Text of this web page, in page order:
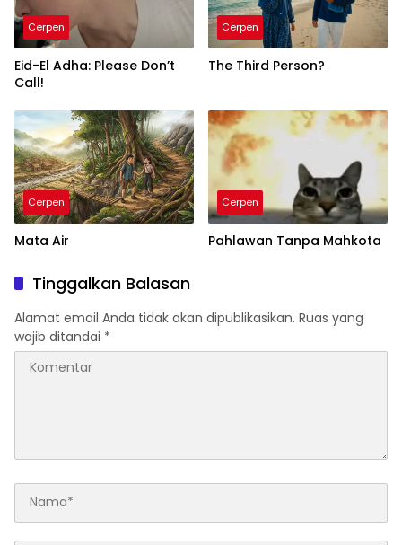
Cerpen
Eid-El Adha: Please Don’t
Call!
Cerpen
The Third Person?
Cerpen
Mata Air
Cerpen
Pahlawan Tanpa Mahkota
Tinggalkan Balasan
Alamat email Anda tidak akan dipublikasikan. Ruas yang
wajib ditandai *